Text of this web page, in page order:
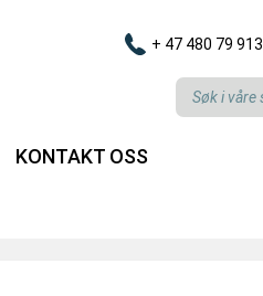
+ 47 480 79 913
KONTAKT OSS